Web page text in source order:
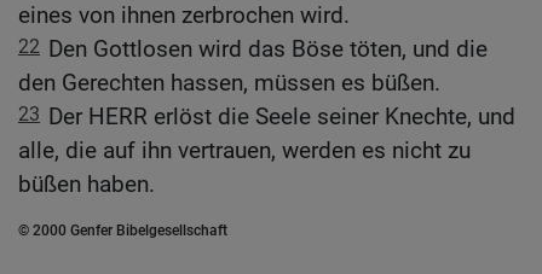
eines von ihnen zerbrochen wird.
22 Den Gottlosen wird das Böse töten, und die
den Gerechten hassen, müssen es büßen.
23 Der HERR erlöst die Seele seiner Knechte, und
alle, die auf ihn vertrauen, werden es nicht zu
büßen haben.
© 2000 Genfer Bibelgesellschaft